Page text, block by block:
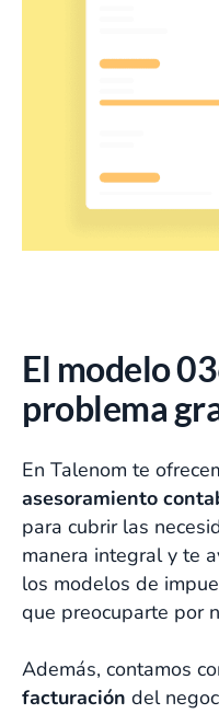
El modelo
problema
En Talenom te
asesoramiento
para cubrir las
manera integral y te
los modelos de
que preocuparte por
Además, contamos
facturación del